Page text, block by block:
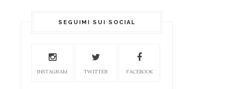
SEGUIMI SUI SOCIAL
INSTAGRAM TWITTER FACEBOOK